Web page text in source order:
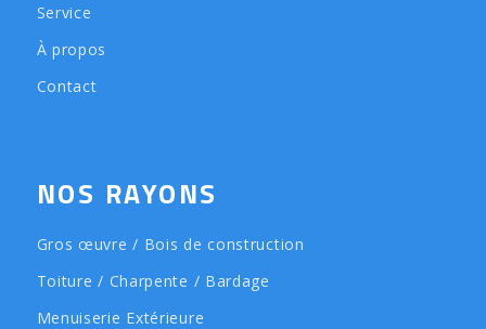
Service
À propos
Contact
NOS RAYONS
Gros œuvre / Bois de construction
Toiture / Charpente / Bardage
Menuiserie Extérieure